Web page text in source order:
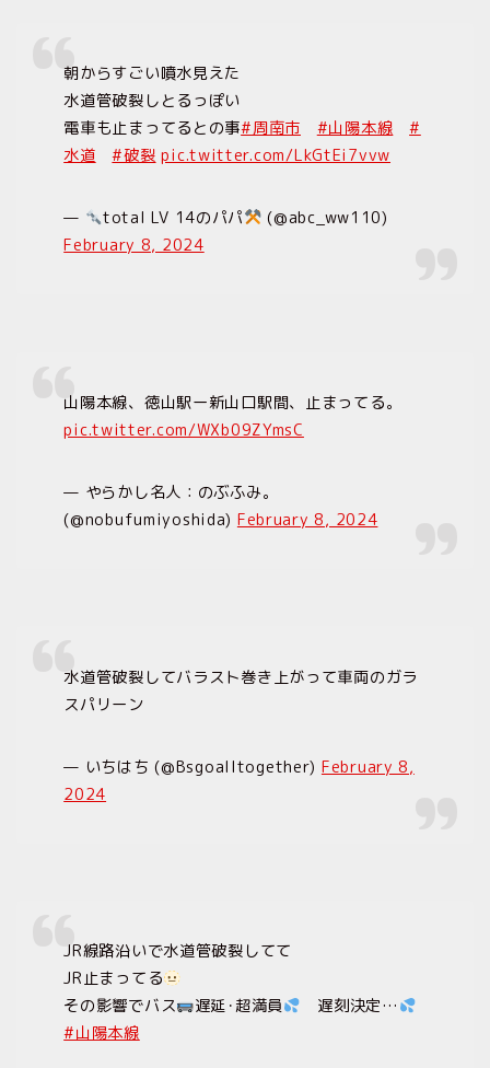
朝からすごい噴水見えた
水道管破裂しとるっぽい
電車も止まってるとの事#周南市 #山陽本線
#
水道
#破裂 pic.twitter.com/LkGtEi7vvw
— total LV 14のパパ
(@abc_ww110)
February 8, 2024
山陽本線、徳山駅ー新山口駅間、止まってる。
pic.twitter.com/WXb09ZYmsC
— やらかし名人：のぶふみ。
(@nobufumiyoshida) February 8, 2024
水道管破裂してバラスト巻き上がって車両のガラ
スパリーン
— いちはち (@Bsgoalltogether) February 8,
2024
JR線路沿いで水道管破裂してて
JR止まってる
その影響でバス
遅延･超満員
遅刻決定…
#山陽本線